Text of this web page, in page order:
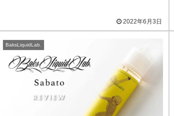
2022年6月3日
BaksLiquidLab.